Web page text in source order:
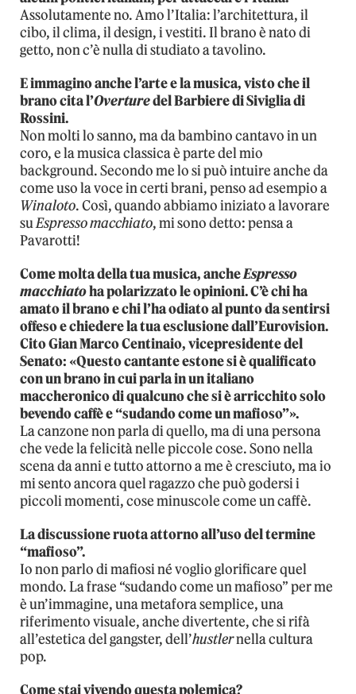
Assolutamente no. Amo l’Italia: l’architettura, il
cibo, il clima, il design, i vestiti. Il brano è nato di
getto, non c’è nulla di studiato a tavolino.
E immagino anche l’arte e la musica, visto che il
brano cita l’Overturedel Barbiere di Siviglia di
Rossini.
Non molti lo sanno, ma da bambino cantavo in un
coro, e la musica classica è parte del mio
background. Secondo me lo si può intuire anche da
come uso la voce in certi brani, penso ad esempio a
Winaloto. Così, quando abbiamo iniziato a lavorare
suEspresso macchiato, mi sono detto: pensa a
Pavarotti!
Come molta della tua musica, ancheEspresso
macchiatoha polarizzato le opinioni. C’è chi ha
amato il brano e chi l’ha odiato al punto da sentirsi
offeso e chiedere la tua esclusione dall’Eurovision.
Cito Gian Marco Centinaio, vicepresidente del
Senato: «Questo cantante estone si è qualificato
con un brano in cui parla in un italiano
maccheronico di qualcuno che si è arricchito solo
bevendo caffè e “sudando come un mafioso”».
La canzone non parla di quello, ma di una persona
che vede la felicità nelle piccole cose. Sono nella
scena da anni e tutto attorno a me è cresciuto, ma io
mi sento ancora quel ragazzo che può godersi i
piccoli momenti, cose minuscole come un caffè.
La discussione ruota attorno all’uso del termine
“mafioso”.
Io non parlo di mafiosi né voglio glorificare quel
mondo. La frase “sudando come un mafioso” per me
è un’immagine, una metafora semplice, una
riferimento visuale, anche divertente, che si rifà
all’estetica del gangster, dell’hustlernella cultura
pop.
Come stai vivendo questa polemica?